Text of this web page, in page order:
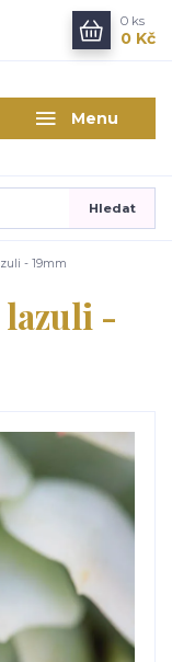
Menu
Hledat
0 ks
0 Kč
- 19mm
lazuli -